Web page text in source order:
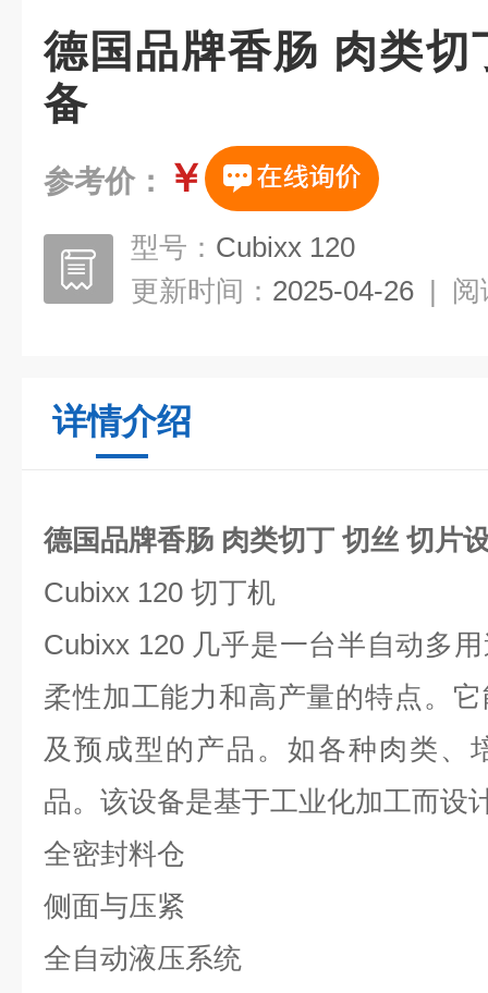
德国品牌香肠 肉类切
备
参考价： ￥
型号： Cubixx 120
更新时间： 2025-04-26 | 阅
详情介绍
德国品牌香肠 肉类切丁 切丝 切片
Cubixx 120 切丁机
Cubixx 120 几乎是一台半自动多
柔性加工能力和高产量的特点。
及预成型的产品。如各种肉类、
品。该设备是基于工业化加工而设
全密封料仓
侧面与压紧
全自动液压系统